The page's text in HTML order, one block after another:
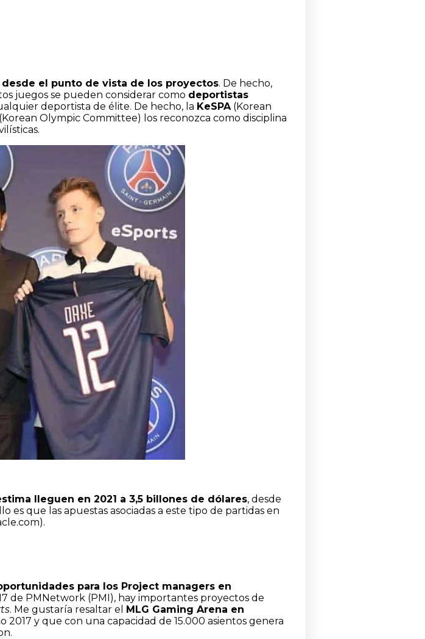
el punto de vista de los proyectos. De hecho,
juegos se pueden considerar como deportistas
deportista de élite. De hecho, la KeSPA(Korean
(Korean Olympic Committee) los reconozca como disciplina
lleguen en 2021 a 3,5 billones de dólares, desde
es que las apuestas asociadas a este tipo de partidas en
para los Project managers en
de PMNetwork (PMI), hay importantes proyectos de
. Me gustaría resaltar el MLG Gaming Arena en
2017 y que con una capacidad de 15.000 asientos genera